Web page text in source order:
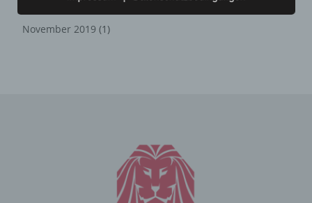
November 2019 (1)
Zahlreiche Internetseiten und Server verwenden
Cookie-ID. Eine Cookie-ID ist eine eindeutige Kennung
Internetbrowsern, die andere Cookies enthalten, zu
unterscheiden. Ein bestimmter Internetbrowser kann
über die eindeutige Cookie-ID wiedererkannt und